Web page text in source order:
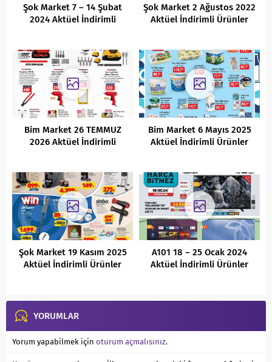
Şok Market 7 – 14 Şubat
2024 Aktüel İndirimli
Şok Market 2 Ağustos 2022
Aktüel İndirimli Ürünler
Bim Market 26 TEMMUZ
2026 Aktüel İndirimli
Bim Market 6 Mayıs 2025
Aktüel İndirimli Ürünler
Şok Market 19 Kasım 2025
Aktüel İndirimli Ürünler
A101 18 – 25 Ocak 2024
Aktüel İndirimli Ürünler
YORUMLAR
Yorum yapabilmek için oturum açmalısınız.